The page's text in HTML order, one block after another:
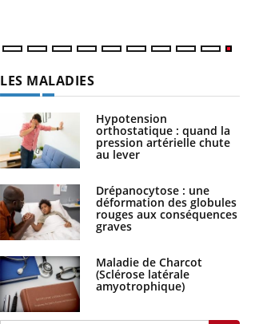
LES MALADIES
Hypotension
orthostatique : quand la
pression artérielle chute
au lever
Drépanocytose : une
déformation des globules
rouges aux conséquences
graves
Maladie de Charcot
(Sclérose latérale
amyotrophique)